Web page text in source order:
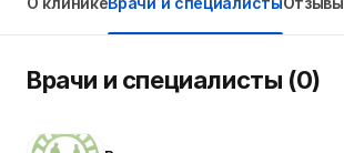
Врачи и специалисты (0)